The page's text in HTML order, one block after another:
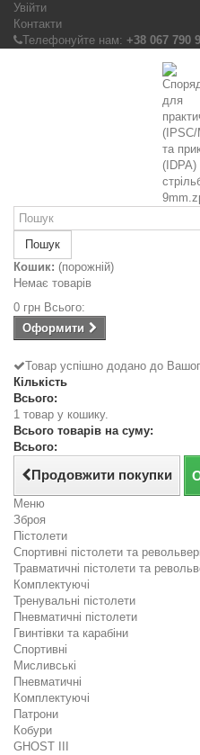
Увійти
Контакти
Телефонуйте нам: +38 067 790
Пошук
Кошик: (порожній)
Немає товарів
0 грн Всього:
Оформити
Товар успішно додано до
Кількість
Всього:
1 товар у кошику.
Всього товарів на суму:
Всього:
Продовжити покупки
Меню
Зброя
Пістолети
Спортивні пістолети та
Травматичні пістолети та
Комплектуючі
Тренувальні пістолети
Пневматичні пістолети
Гвинтівки та карабіни
Спортивні
Мисливські
Пневматичні
Комплектуючі
Патрони
Кобури
GHOST III